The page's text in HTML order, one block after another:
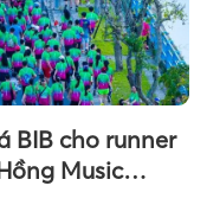
BIB cho runner
Music